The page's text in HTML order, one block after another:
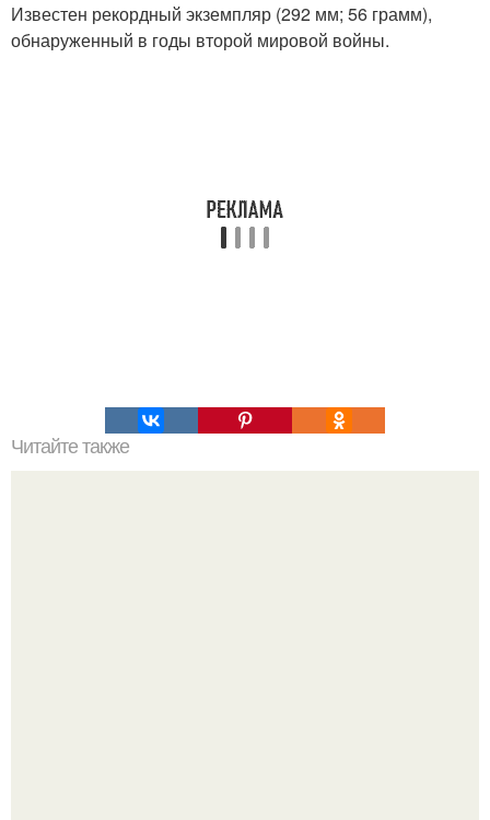
Известен рекордный экземпляр (292 мм; 56 грамм),
обнаруженный в годы второй мировой войны.
Читайте также